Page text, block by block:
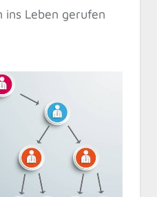
ins Leben gerufen